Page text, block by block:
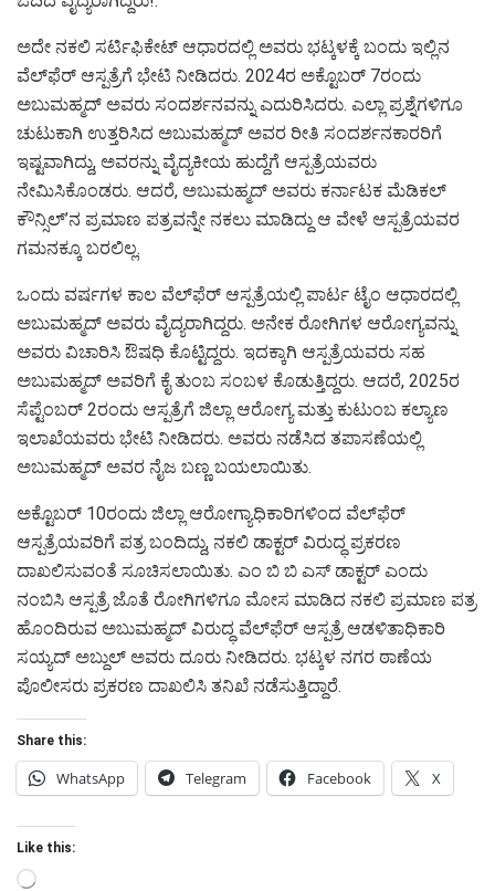
ಅದೇ ನಕಲಿ ಸರ್ಟಿಫಿಕೇಟ್ ಆಧಾರದಲ್ಲಿ ಅವರು ಭಟ್ಕಳಕ್ಕೆ ಬಂದು ಇಲ್ಲಿನ
ವೆಲ್‌ಫೆರ್ ಆಸ್ಪತ್ರೆಗೆ ಭೇಟಿ ನೀಡಿದರು. 2024ರ ಅಕ್ಟೊಬರ್ 7ರಂದು
ಅಬುಮಹ್ಮದ್ ಅವರು ಸಂದರ್ಶನವನ್ನು ಎದುರಿಸಿದರು. ಎಲ್ಲಾ ಪ್ರಶ್ನೆಗಳಿಗೂ
ಚುಟುಕಾಗಿ ಉತ್ತರಿಸಿದ ಅಬುಮಹ್ಮದ್ ಅವರ ರೀತಿ ಸಂದರ್ಶನಕಾರರಿಗೆ
ಇಷ್ಟವಾಗಿದ್ದು, ಅವರನ್ನು ವೈದ್ಯಕೀಯ ಹುದ್ದೆಗೆ ಆಸ್ಪತ್ರೆಯವರು
ನೇಮಿಸಿಕೊಂಡರು. ಆದರೆ, ಅಬುಮಹ್ಮದ್ ಅವರು ಕರ್ನಾಟಕ ಮೆಡಿಕಲ್
ಕೌನ್ಸಿಲ್’ನ ಪ್ರಮಾಣ ಪತ್ರವನ್ನೇ ನಕಲು ಮಾಡಿದ್ದು ಆ ವೇಳೆ ಆಸ್ಪತ್ರೆಯವರ
ಗಮನಕ್ಕೂ ಬರಲಿಲ್ಲ.
ಒಂದು ವರ್ಷಗಳ ಕಾಲ ವೆಲ್‌ಫೆರ್ ಆಸ್ಪತ್ರೆಯಲ್ಲಿ ಪಾರ್ಟ ಟೈಂ ಆಧಾರದಲ್ಲಿ
ಅಬುಮಹ್ಮದ್ ಅವರು ವೈದ್ಯರಾಗಿದ್ದರು. ಅನೇಕ ರೋಗಿಗಳ ಆರೋಗ್ಯವನ್ನು
ಅವರು ವಿಚಾರಿಸಿ ಔಷಧಿ ಕೊಟ್ಟಿದ್ದರು. ಇದಕ್ಕಾಗಿ ಆಸ್ಪತ್ರೆಯವರು ಸಹ
ಅಬುಮಹ್ಮದ್ ಅವರಿಗೆ ಕೈ ತುಂಬ ಸಂಬಳ ಕೊಡುತ್ತಿದ್ದರು. ಆದರೆ, 2025ರ
ಸೆಪ್ಟೆಂಬರ್ 2ರಂದು ಆಸ್ಪತ್ರೆಗೆ ಜಿಲ್ಲಾ ಆರೋಗ್ಯ ಮತ್ತು ಕುಟುಂಬ ಕಲ್ಯಾಣ
ಇಲಾಖೆಯವರು ಭೇಟಿ ನೀಡಿದರು. ಅವರು ನಡೆಸಿದ ತಪಾಸಣೆಯಲ್ಲಿ
ಅಬುಮಹ್ಮದ್ ಅವರ ನೈಜ ಬಣ್ಣ ಬಯಲಾಯಿತು.
ಅಕ್ಟೊಬರ್ 10ರಂದು ಜಿಲ್ಲಾ ಆರೋಗ್ಯಾಧಿಕಾರಿಗಳಿಂದ ವೆಲ್‌ಫೆರ್
ಆಸ್ಪತ್ರೆಯವರಿಗೆ ಪತ್ರ ಬಂದಿದ್ದು, ನಕಲಿ ಡಾಕ್ಟರ್ ವಿರುದ್ಧ ಪ್ರಕರಣ
ದಾಖಲಿಸುವಂತೆ ಸೂಚಿಸಲಾಯಿತು. ಎಂ ಬಿ ಬಿ ಎಸ್ ಡಾಕ್ಟರ್ ಎಂದು
ನಂಬಿಸಿ ಆಸ್ಪತ್ರೆ ಜೊತೆ ರೋಗಿಗಳಿಗೂ ಮೋಸ ಮಾಡಿದ ನಕಲಿ ಪ್ರಮಾಣ ಪತ್ರ
ಹೊಂದಿರುವ ಅಬುಮಹ್ಮದ್ ವಿರುದ್ಧ ವೆಲ್‌ಫೆರ್ ಆಸ್ಪತ್ರೆ ಆಡಳಿತಾಧಿಕಾರಿ
ಸಯ್ಯದ್ ಅಬ್ದುಲ್ ಅವರು ದೂರು ನೀಡಿದರು. ಭಟ್ಕಳ ನಗರ ಠಾಣೆಯ
ಪೊಲೀಸರು ಪ್ರಕರಣ ದಾಖಲಿಸಿ ತನಿಖೆ ನಡೆಸುತ್ತಿದ್ದಾರೆ.
Share this:
WhatsApp Telegram Facebook X
Like this:
Loading…